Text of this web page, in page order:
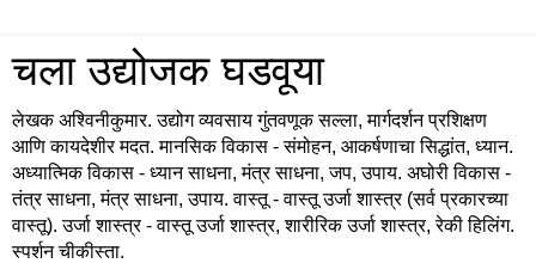
चला उद्योजक घडवूया
लेखक अश्विनीकुमार. उद्योग व्यवसाय गुंतवणूक सल्ला, मार्गदर्शन प्रशिक्षण
आणि कायदेशीर मदत. मानसिक विकास - संमोहन, आकर्षणाचा सिद्धांत, ध्यान.
अध्यात्मिक विकास - ध्यान साधना, मंत्र साधना, जप, उपाय. अघोरी विकास -
तंत्र साधना, मंत्र साधना, उपाय. वास्तू - वास्तू उर्जा शास्त्र (सर्व प्रकारच्या
वास्तू). उर्जा शास्त्र - वास्तू उर्जा शास्त्र, शारीरिक उर्जा शास्त्र, रेकी हिलिंग.
स्पर्शन चीकीस्ता.